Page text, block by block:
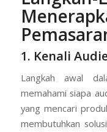
1. Kenali
Langkah awal
memahami siapa
yang mencari
membutuhkan